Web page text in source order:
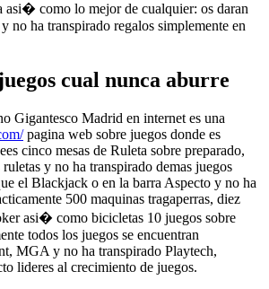
asi� como lo mejor de cualquier: os daran
no ha transpirado regalos simplemente en
cual nunca aburre
Gigantesco Madrid en internet es una
pagina web sobre juegos donde es
cinco mesas de Ruleta sobre preparado,
y no ha transpirado demas juegos
el Blackjack o en la barra Aspecto y no ha
500 maquinas tragaperras, diez
asi� como bicicletas 10 juegos sobre
todos los juegos se encuentran
MGA y no ha transpirado Playtech,
lideres al crecimiento de juegos.